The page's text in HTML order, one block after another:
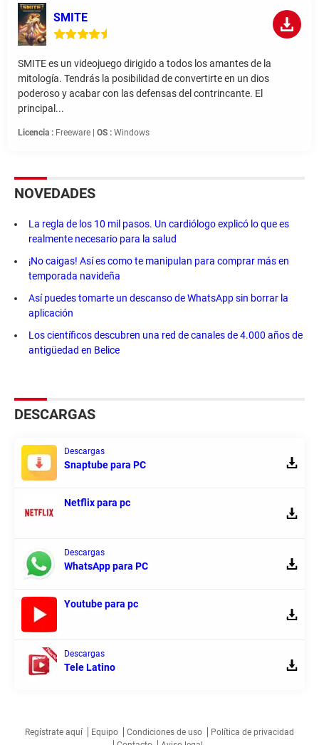
SMITE
SMITE es un videojuego dirigido a todos los amantes de la
mitología. Tendrás la posibilidad de convertirte en un dios
poderoso y acabar con las defensas del contrincante. El
principal...
Licencia : Freeware | OS : Windows
NOVEDADES
La regla de los 10 mil pasos. Un cardiólogo explicó lo que es
realmente necesario para la salud
¡No caigas! Así es como te manipulan para comprar más en
temporada navideña
Así puedes tomarte un descanso de WhatsApp sin borrar la
aplicación
Los científicos descubren una red de canales de 4.000 años de
antigüedad en Belice
DESCARGAS
Descargas
Snaptube para PC
Netflix para pc
Descargas
WhatsApp para PC
Youtube para pc
Descargas
Tele Latino
Regístrate aquí Equipo Condiciones de uso
Política de privacidad